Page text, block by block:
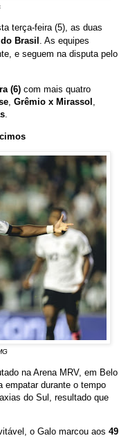
terça-feira (5), as duas
Brasil . As equipes
e seguem na disputa pelo
(6) com mais quatro
, Grêmio x Mirassol ,
.
na Arena MRV, em Belo
empatar durante o tempo
do Sul, resultado que
o Galo marcou aos 49